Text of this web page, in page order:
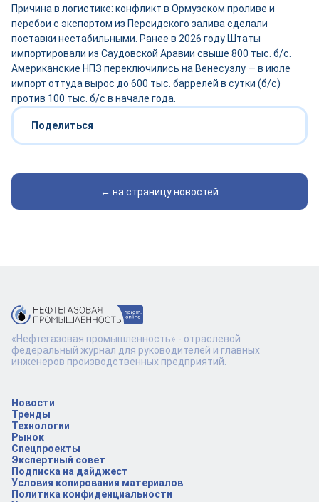
Причина в логистике: конфликт в Ормузском проливе и
перебои с экспортом из Персидского залива сделали
поставки нестабильными. Ранее в 2026 году Штаты
импортировали из Саудовской Аравии свыше 800 тыс. б/с.
Американские НПЗ переключились на Венесуэлу — в июле
импорт оттуда вырос до 600 тыс. баррелей в сутки (б/с)
против 100 тыс. б/с в начале года.
Поделиться
← на страницу новостей
Новости
Тренды
Технологии
Рынок
Спецпроекты
Экспертный совет
Подписка на дайджест
Условия копирования материалов
Политика конфиденциальности
«Нефтегазовая промышленность» - отраслевой
федеральный журнал для руководителей и главных
инженеров производственных предприятий.